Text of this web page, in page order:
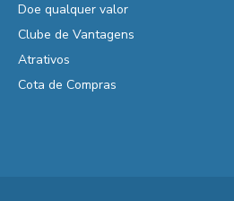
Doe qualquer valor
Clube de Vantagens
Atrativos
Cota de Compras